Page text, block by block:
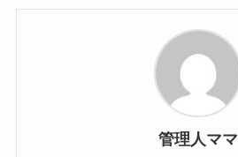
管理人ママ